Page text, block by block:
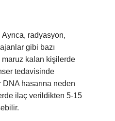
radyasyon,
gibi bazı
maruz kalan kişilerde
tedavisinde
DNA hasarına neden
ilaç verildikten 5-15